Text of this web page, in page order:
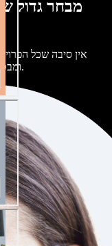
מבחר גדול
אין סיבה שכל
ומבטאים של בינה מלאכותית והתאימו אותם אליכם.